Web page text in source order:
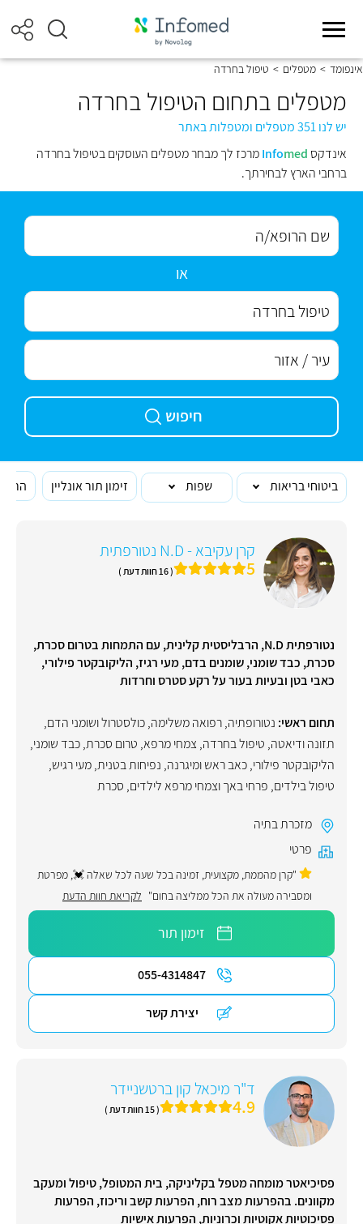
אינפומד > מטפלים > טיפול בחרדה
מטפלים בתחום הטיפול בחרדה
יש לנו 351 מטפלים ומטפלות באתר
אינדקס
Infomed
מרכז לך מבחר מטפלים העוסקים בטיפול בחרדה
ברחבי הארץ לבחירתך.
או
חיפוש
ביטוחי בריאות שפות זימון תור אונליין
קרן עקיבא - N.D נטורפתית
5 ( 16 חוות דעת )
נטורפתית N.D, הרבליסטית קלינית, עם התמחות בטרום סכרת,
סכרת, כבד שומני, שומנים בדם, מעי רגיז, הליקובקטר פילורי,
כאבי בטן ובעיות בעור על רקע סטרס וחרדות
תחום ראשי: נטורופתיה,רפואה משלימה,כולסטרול ושומני הדם,
תזונה ודיאטה, טיפול בחרדה, צמחי מרפא, טרום סכרת,כבד שומני,
הליקובקטר פילורי,כאב ראש ומיגרנה, נפיחות בטנית,מעי רגיש,
טיפול בילדים, פרחי באך וצמחי מרפא לילדים, סכרת
מזכרת בתיה
פרטי
"קרן מהממת, מקצועית, זמינה בכל שעה לכל שאלה 💓, מפרטת
ומסבירה מעולה את הכל ממליצה בחום" לקריאת חוות הדעת
זימון תור
055-4314847
יצירת קשר
ד"ר מיכאל קון ברטשניידר
4.9 ( 15 חוות דעת )
פסיכיאטר מומחה מטפל בקליניקה, בית המטופל, טיפול ומעקב
מקוונים. בהפרעות מצב רוח, הפרעות קשב וריכוז, הפרעות
פסיכוטיות אקוטיות וכרוניות, הפרעות אישיות